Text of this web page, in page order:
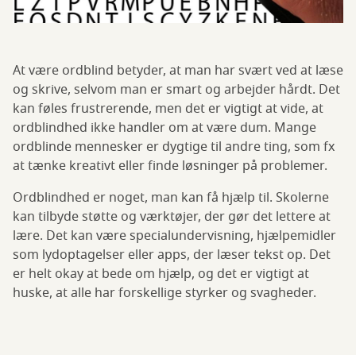
At være ordblind betyder, at man har svært ved at læse
og skrive, selvom man er smart og arbejder hårdt. Det
kan føles frustrerende, men det er vigtigt at vide, at
ordblindhed ikke handler om at være dum. Mange
ordblinde mennesker er dygtige til andre ting, som fx
at tænke kreativt eller finde løsninger på problemer.
Ordblindhed er noget, man kan få hjælp til. Skolerne
kan tilbyde støtte og værktøjer, der gør det lettere at
lære. Det kan være specialundervisning, hjælpemidler
som lydoptagelser eller apps, der læser tekst op. Det
er helt okay at bede om hjælp, og det er vigtigt at
huske, at alle har forskellige styrker og svagheder.